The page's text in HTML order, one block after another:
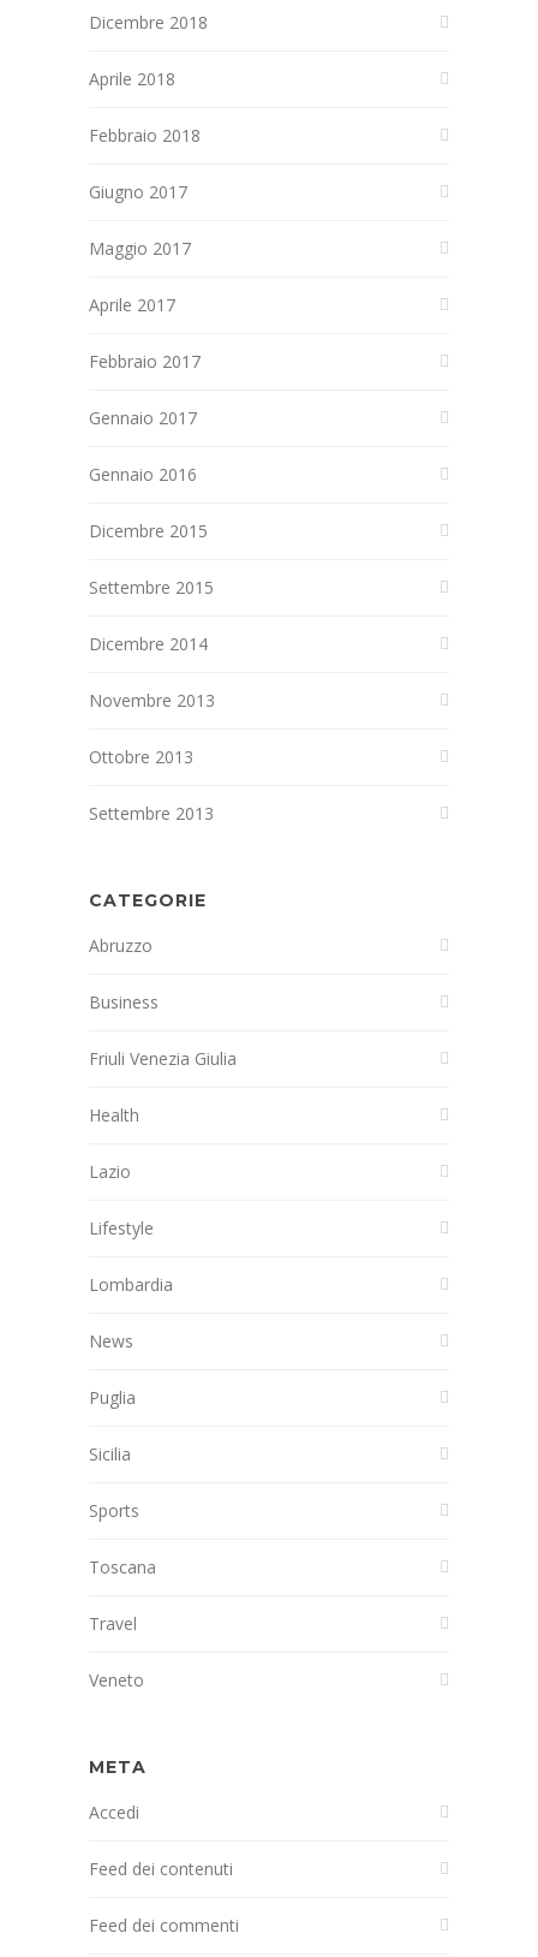
Dicembre 2018
Aprile 2018
Febbraio 2018
Giugno 2017
Maggio 2017
Aprile 2017
Febbraio 2017
Gennaio 2017
Gennaio 2016
Dicembre 2015
Settembre 2015
Dicembre 2014
Novembre 2013
Ottobre 2013
Settembre 2013
CATEGORIE
Abruzzo
Business
Friuli Venezia Giulia
Health
Lazio
Lifestyle
Lombardia
News
Puglia
Sicilia
Sports
Toscana
Travel
Veneto
META
Accedi
Feed dei contenuti
Feed dei commenti